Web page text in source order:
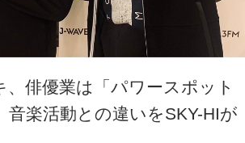
、俳優業は「パワースポット
音楽活動との違いをSKY-HIが